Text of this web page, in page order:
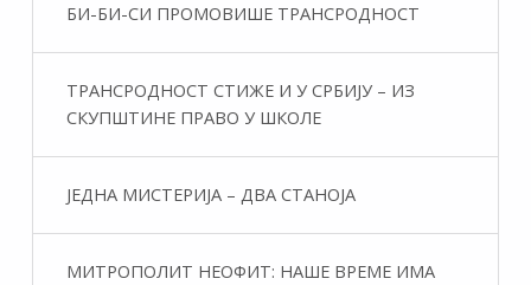
БИ-БИ-СИ ПРОМОВИШЕ ТРАНСРОДНОСТ
ТРАНСРОДНОСТ СТИЖЕ И У СРБИЈУ – ИЗ
СКУПШТИНЕ ПРАВО У ШКОЛЕ
ЈЕДНА МИСТЕРИЈА – ДВА СТАНОЈА
МИТРОПОЛИТ НЕОФИТ: НАШЕ ВРЕМЕ ИМА